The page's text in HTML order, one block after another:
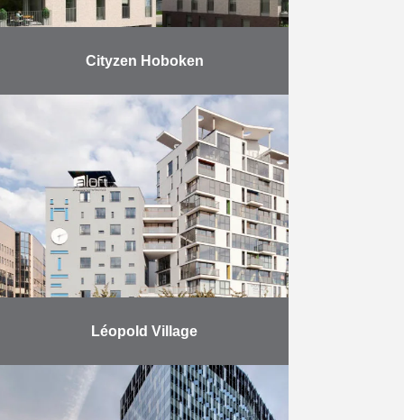
Cityzen Hoboken
La résidence CityZen est
composée de 2 bâtiments, l’un de 4
niveaux et l’autre de 6 niveaux. Le
projet offre un large choix
d’appartements de …
En savoir plus
Léopold Village
Construction d’un complexe de
logements, d’un hôtel et
commerces situés sur l’îlot